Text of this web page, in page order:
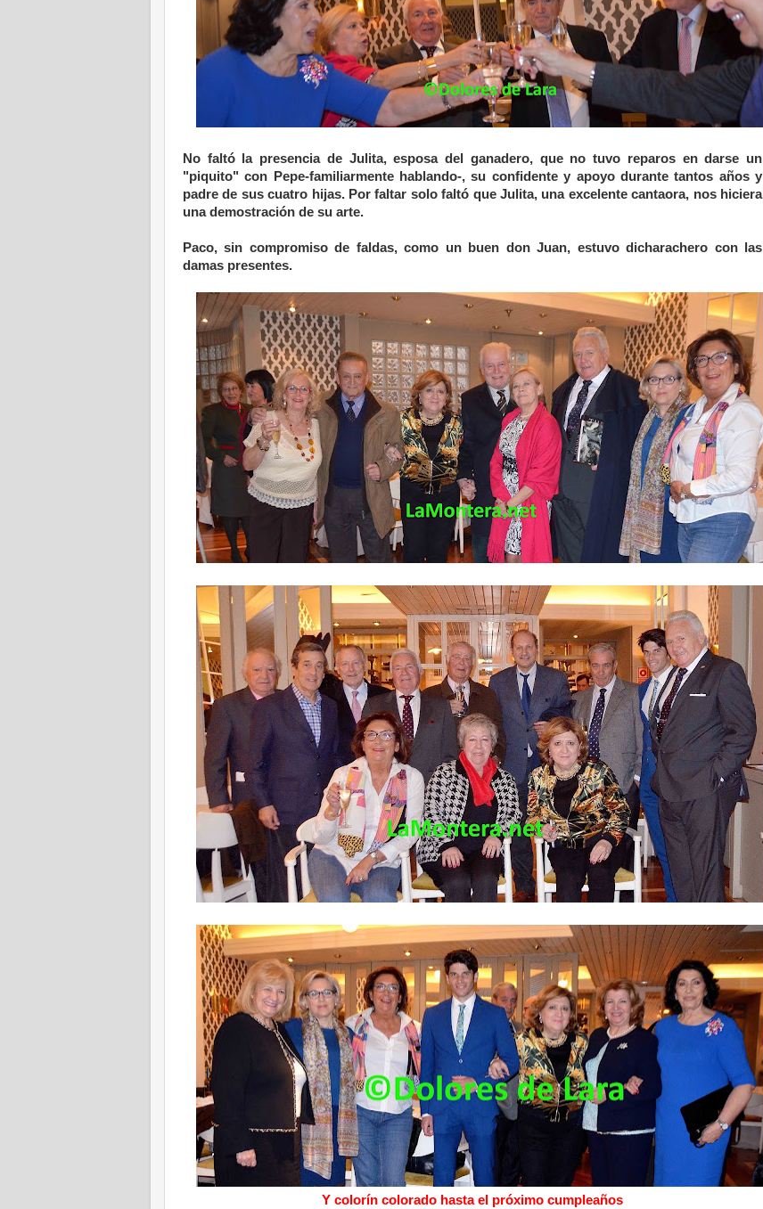
No faltó la presencia de Julita, esposa del ganadero, que no tuvo reparos en darse un
"piquito" con Pepe-familiarmente hablando-, su confidente y apoyo durante tantos años y
padre de sus cuatro hijas. Por faltar solo faltó que Julita, una excelente cantaora, nos hiciera
una demostración de su arte.
Paco, sin compromiso de faldas, como un buen don Juan, estuvo dicharachero con las
damas presentes.
Y colorín colorado hasta el próximo cumpleaños